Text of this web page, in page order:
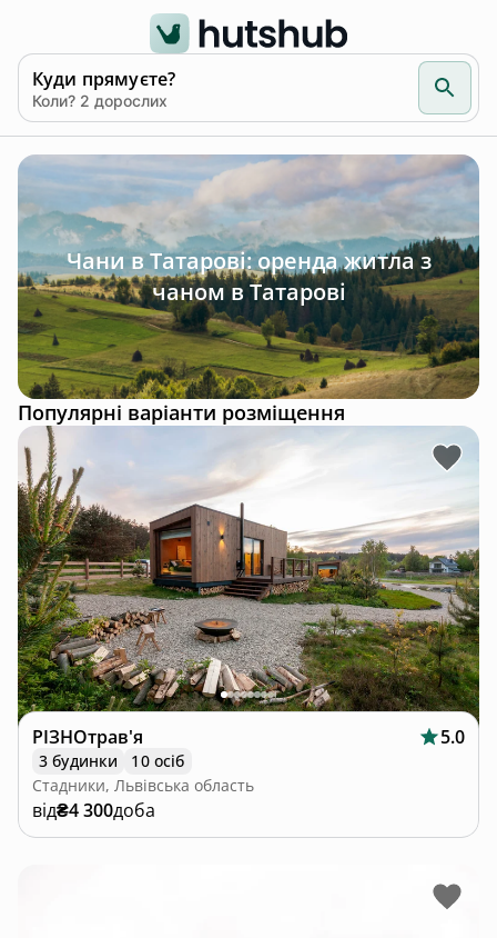
Куди прямуєте?
Коли? 2 дорослих
Чани в Татарові: оренда житла з
чаном в Татарові
Популярні варіанти розміщення
РІЗНОтрав'я 5.0
3 будинки
10 осіб
Стадники, Львівська область
від₴4 300доба